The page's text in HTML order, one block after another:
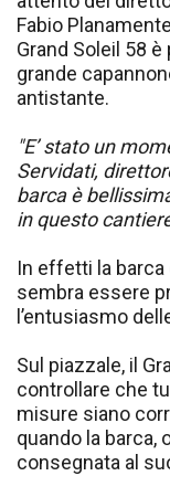
Fabio
Grand Soleil 58
grande
antistante.
"E’ stato un
Servidati,
barca è
in questo
In effetti la barca
sembra essere
l’entusiasmo
Sul piazzale, il
controllare che
misure siano
quando la barca,
consegnata al